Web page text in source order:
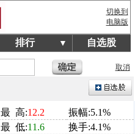
切换到
电脑版
排行 ▼ 自选股
取消
最 高:12.2
振幅:5.1%
最 低:11.6
换手:4.1%